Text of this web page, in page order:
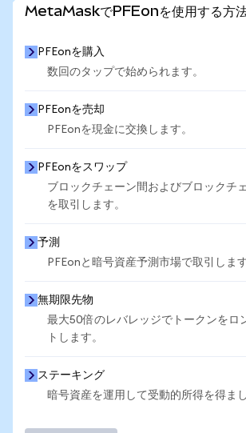
MetaMaskでPFEonを使用する方
PFEonを購入
数回のタップで始められます。
PFEonを売却
PFEonを現金に交換します。
PFEonをスワップ
ブロックチェーン間およびブロックチ
を取引します。
予測
PFEonと暗号資産予測市場で取引します
無期限先物
最大50倍のレバレッジでトークンをロ
トします。
ステーキング
暗号資産を運用して受動的所得を得まし